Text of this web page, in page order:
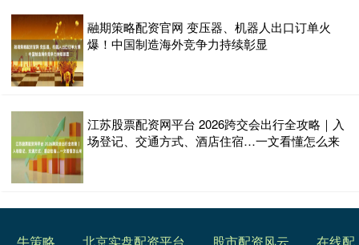
融期策略配资官网 变压器、机器人出口订单火
爆！中国制造海外竞争力持续彰显
江苏股票配资网平台 2026跨交会出行全攻略｜入
场登记、交通方式、酒店住宿…一文看懂怎么来
牛策略 北京实盘配资平台 股市配资风云
在线配